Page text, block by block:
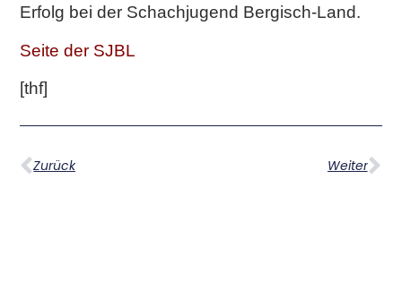
Erfolg bei der Schachjugend Bergisch-Land.
Seite der SJBL
[thf]
Zurück Weiter